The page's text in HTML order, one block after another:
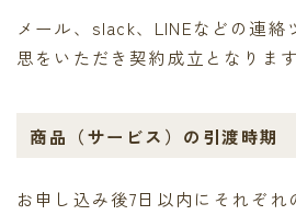
メール、slack、LINEなどの連絡
思をいただき契約成立となります
商品（サービス）の引渡時期
お申し込み後7日以内にそれぞ